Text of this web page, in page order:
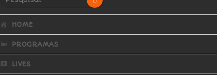
HOME
PROGRAMAS
LIVES